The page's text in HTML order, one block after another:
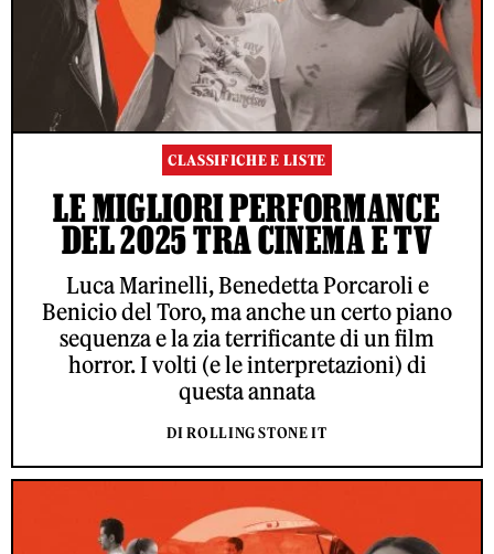
CLASSIFICHE E LISTE
LE MIGLIORI PERFORMANCE
DEL 2025 TRA CINEMA E TV
Luca Marinelli, Benedetta Porcaroli e
Benicio del Toro, ma anche un certo piano
sequenza e la zia terrificante di un film
horror. I volti (e le interpretazioni) di
questa annata
DI ROLLING STONE IT